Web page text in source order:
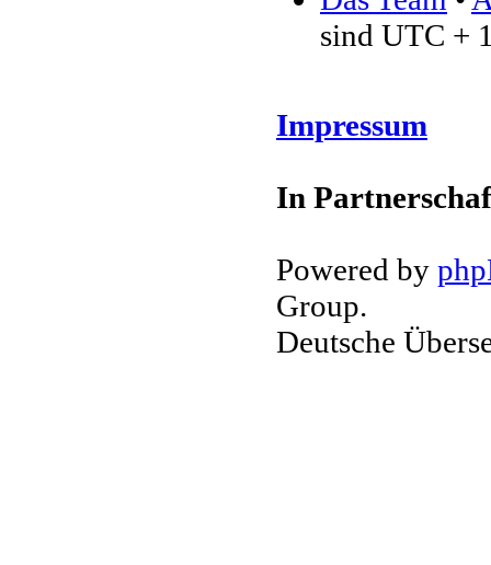
sind UTC +
Impressum
In
Powered by
Group.
Deutsche